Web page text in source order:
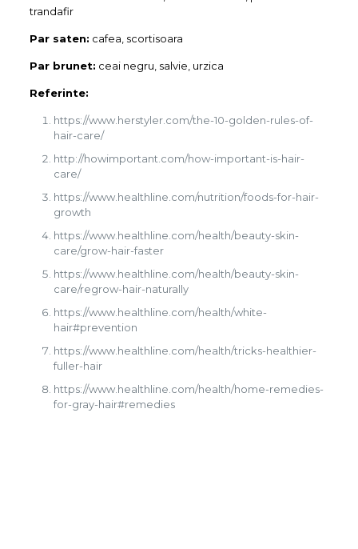
trandafir
Par saten: cafea, scortisoara
Par brunet: ceai negru, salvie, urzica
Referinte:
https://www.herstyler.com/the-10-golden-rules-of-
hair-care/
http://howimportant.com/how-important-is-hair-
care/
https://www.healthline.com/nutrition/foods-for-hair-
growth
https://www.healthline.com/health/beauty-skin-
care/grow-hair-faster
https://www.healthline.com/health/beauty-skin-
care/regrow-hair-naturally
https://www.healthline.com/health/white-
hair#prevention
https://www.healthline.com/health/tricks-healthier-
fuller-hair
https://www.healthline.com/health/home-remedies-
for-gray-hair#remedies